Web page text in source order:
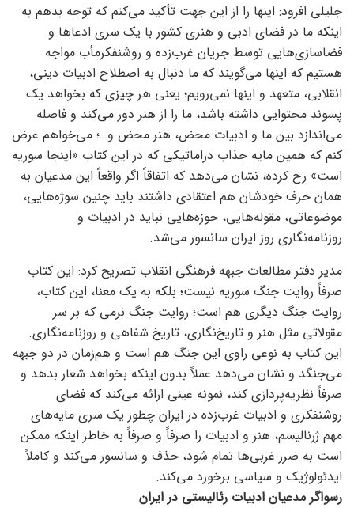
جلیلی افزود: اینها را از این جهت تأکید می‌کنم که توجه بدهم به
اینکه ما در فضای ادبی و هنری کشور با یک سری ادعاها و
فضاسازی‌هایی توسط جریان غرب‌زده و روشنفکرمأب مواجه
هستیم که اینها می‌گویند که ما دنبال به اصطلاح ادبیات دینی،
انقلابی، متعهد و اینها نمی‌رویم؛ یعنی هر چیزی که بخواهد یک
پسوند محتوایی داشته باشد، ما را از هنر دور می‌کند و فاصله
می‌اندازد بین ما و ادبیات محض، هنر محض و…؛ می‌خواهم عرض
کنم که همین مایه جذاب دراماتیکی که در این کتاب «اینجا سوریه
است» رخ کرده، نشان می‌دهد که اتفاقاً اگر واقعاً این مدعیان به
همان حرف خودشان هم اعتقادی داشتند باید چنین سوژه‌هایی،
موضوعاتی، مقوله‌هایی، حوزه‌هایی نباید در ادبیات و
روزنامه‌نگاری روز ایران سانسور می‌شد.
مدیر دفتر مطالعات جبهه فرهنگی انقلاب تصریح کرد: این کتاب
صرفاً روایت جنگ سوریه نیست؛ بلکه به یک معنا، این کتاب،
روایت جنگ دیگری هم است؛ روایت جنگ نرمی‌ که بر سر
مقولاتی مثل هنر و تاریخ‌نگاری، تاریخ شفاهی و روزنامه‌نگاری.
این کتاب به نوعی راوی این جنگ هم است و هم‌زمان در دو جبهه
می‌جنگد و نشان می‌دهد عملاً بدون اینکه بخواهد شعار بدهد و
صرفاً نظریه‌پردازی کند، نمونه عینی ارائه می‌کند که فضای
روشنفکری و ادبیات غرب‌زده در ایران چطور یک سری مایه‌های
مهم ژرنالیسم، هنر و ادبیات را صرفاً و صرفاً به خاطر اینکه ممکن
است به ضرر غربی‌‌ها تمام شود، حذف و سانسور می‌کند و کاملاً
ایدئولوژیک و سیاسی برخورد می‌کند.
رسواگر مدعیان ادبیات رئالیستی در ایران